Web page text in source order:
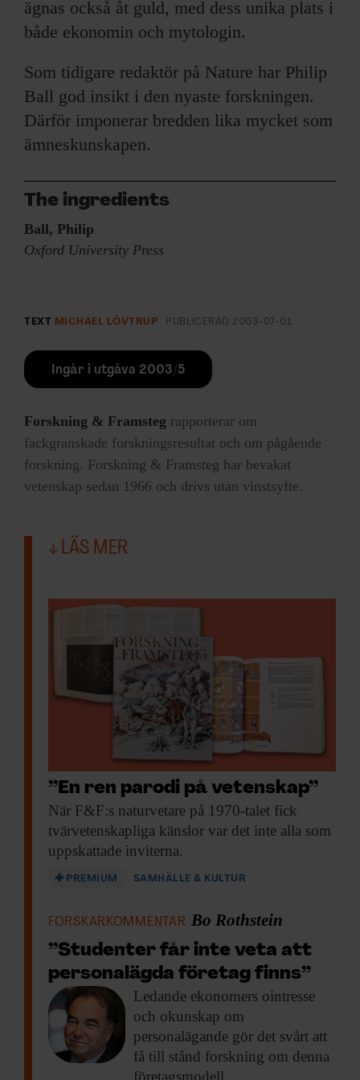
ägnas också åt guld, med dess unika plats i
både ekonomin och mytologin.
Som tidigare redaktör på Nature har Philip
Ball god insikt i den nyaste forskningen.
Därför imponerar bredden lika mycket som
ämneskunskapen.
The ingredients
Ball, Philip
Oxford University Press
TEXT MICHAEL LÖVTRUP PUBLICERAD 2003-07-01
Ingår i utgåva 2003/5
Forskning & Framsteg rapporterar om
fackgranskade forskningsresultat och om pågående
forskning. Forskning & Framsteg har bevakat
vetenskap sedan 1966 och drivs utan vinstsyfte.
LÄS MER
”En ren parodi på vetenskap”
När F&F:s naturvetare på 1970-talet fick
tvärvetenskapliga känslor var det inte alla som
uppskattade inviterna.
PREMIUM SAMHÄLLE & KULTUR
FORSKARKOMMENTAR Bo Rothstein
”Studenter får inte veta att
personalägda företag finns”
Ledande ekonomers ointresse
och okunskap om
personalägande gör det svårt att
få till stånd forskning om denna
företagsmodell.